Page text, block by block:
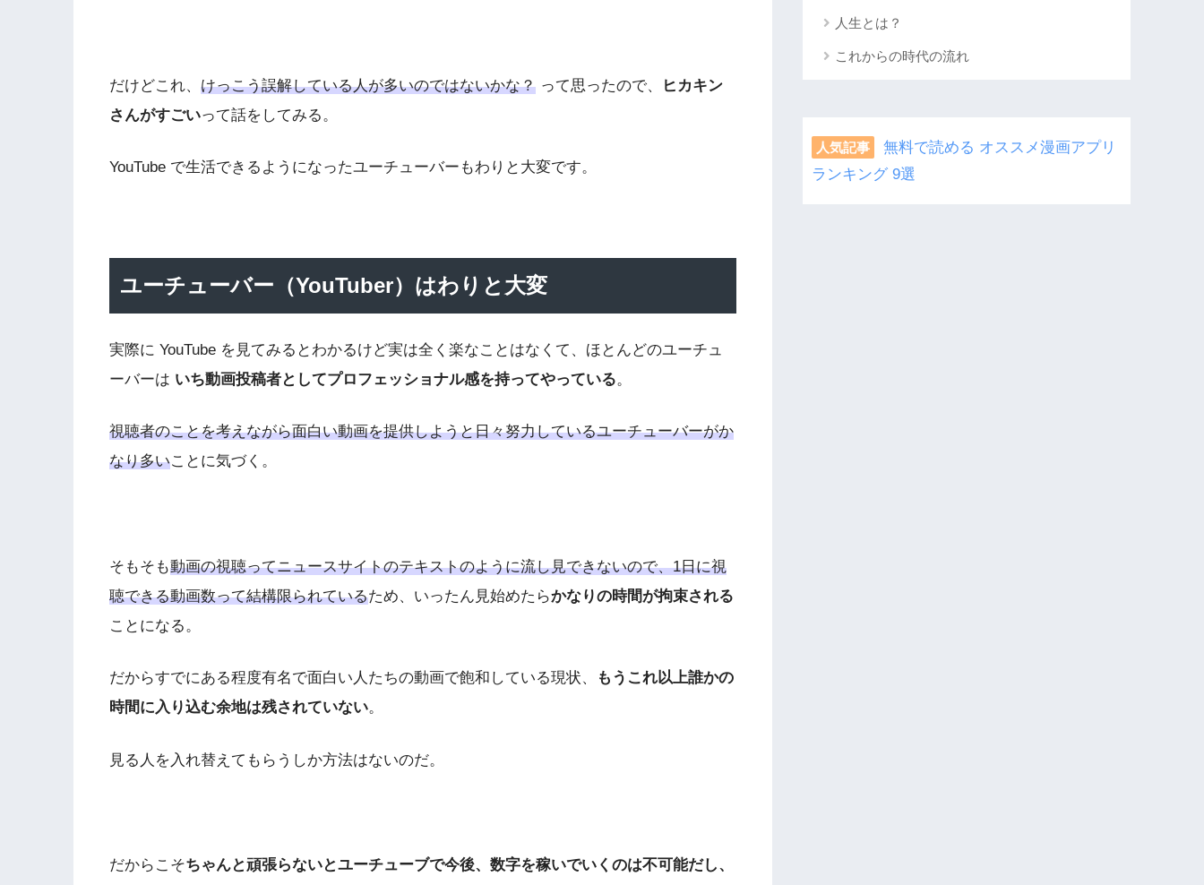
だけどこれ、 けっこう誤解している人が多いのではないかな？ って思ったので、
ヒカキン
さんがすごいって話をしてみる。
YouTube で生活できるようになったユーチューバーもわりと大変です。
ユーチューバー（YouTuber）はわりと大変
実際に YouTube を見てみるとわかるけど実は全く楽なことはなくて、ほとんどのユーチュ
ーバーは いち動画投稿者としてプロフェッショナル感を持ってやっている。
視聴者のことを考えながら面白い動画を提供しようと日々努力しているユーチューバーがか
なり多いことに気づく。
そもそも動画の視聴ってニュースサイトのテキストのように流し見できないので、1日に視
聴できる動画数って結構限られているため、いったん見始めたらかなりの時間が拘束される
ことになる。
だからすでにある程度有名で面白い人たちの動画で飽和している現状、
もうこれ以上誰かの
時間に入り込む余地は残されていない。
見る人を入れ替えてもらうしか方法はないのだ。
だからこそちゃんと頑張らないとユーチューブで今後、数字を稼いでいくのは不可能だし、
人生とは？
これからの時代の流れ
人気記事
無料で読める オススメ漫画アプリ
ランキング 9選